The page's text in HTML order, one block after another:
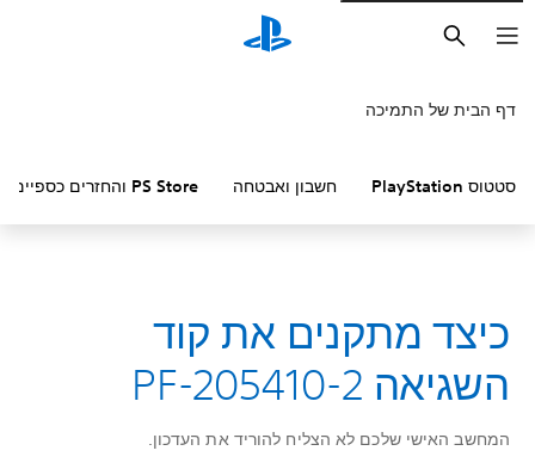
חיפוש
דף הבית של התמיכה
סטטוס PlayStation חשבון ואבטחה PS Store והחזרים כספיים
כיצד מתקנים את קוד
השגיאה PF-205410-2
המחשב האישי שלכם לא הצליח להוריד את העדכון.